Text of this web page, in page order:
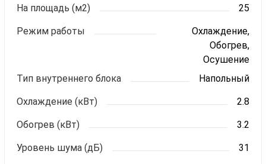
На площадь (м2) 25
Режим работы
Охлаждение,
Обогрев,
Осушение
Тип внутреннего блока
Напольный
Охлаждение (кВт) 2.8
Обогрев (кВт) 3.2
Уровень шума (дБ) 31